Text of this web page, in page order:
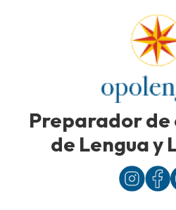
Preparador de
de Lengua y